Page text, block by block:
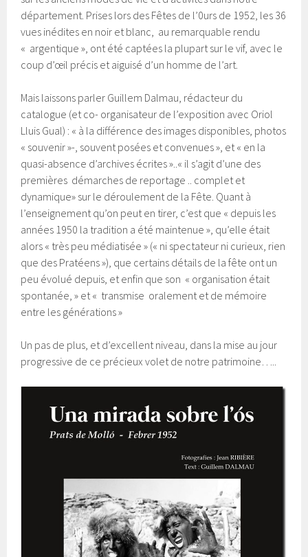
département. Prises lors des Fêtes de l’0urs de 1952, les 36
vues inédites en noir et blanc, au remarquable rendu
« argentique », ont été captées la plupart sur le vif, avec le
coup d’œil précis et aiguisé d’un homme de l’art.
Mais laissons parler Guillem Dalmau, rédacteur du
catalogue (et co- organisateur de l’exposition avec Oriol
Lluis Gual) : « à la différence des images disponibles, photos
« souvenir »-, souvent posées et convenues », et « en la
quasi-absence d’archives écrites »..« il s’agit d’une des
premières démarches de reportage .. complet et
dynamique» sur le déroulement de la Fête. Quant à
l’enseignement qu’on peut en tirer, c’est que « depuis les
années 1950 la tradition a été maintenue », qu’elle était
alors « très peu médiatisée » (« ni spectateur ni curieux, rien
que des Pratéens »), que certains détails de la fête ont un
peu évolué depuis, et enfin que son « organisation était
spontanée, » et « transmise oralement et de mémoire
entre les générations »
Un pas de plus, et d’excellent niveau, dans la mise au jour
progressive de ce précieux volet de notre patrimoine…..